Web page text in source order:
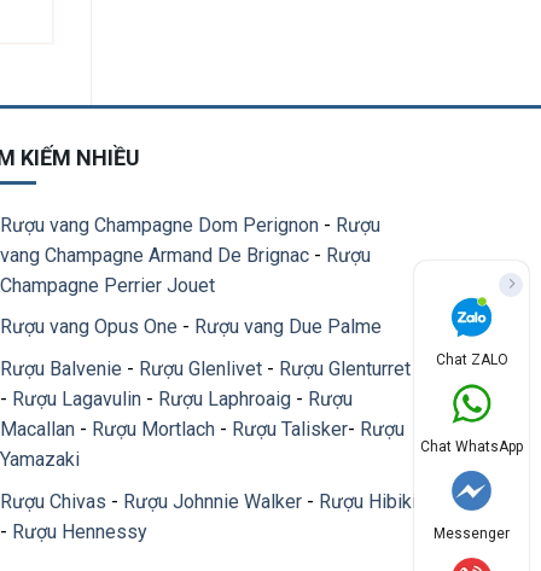
KIẾM NHIỀU
Rượu vang Champagne Dom Perignon - Rượu
vang Champagne Armand De Brignac - Rượu
Champagne Perrier Jouet
Rượu vang Opus One - Rượu vang Due Palme
Rượu Balvenie - Rượu Glenlivet - Rượu Glenturret
- Rượu Lagavulin - Rượu Laphroaig - Rượu
Macallan - Rượu Mortlach - Rượu Talisker- Rượu
Yamazaki
Rượu Chivas - Rượu Johnnie Walker - Rượu Hibiki
- Rượu Hennessy
Chat ZALO
Chat WhatsApp
Messenger